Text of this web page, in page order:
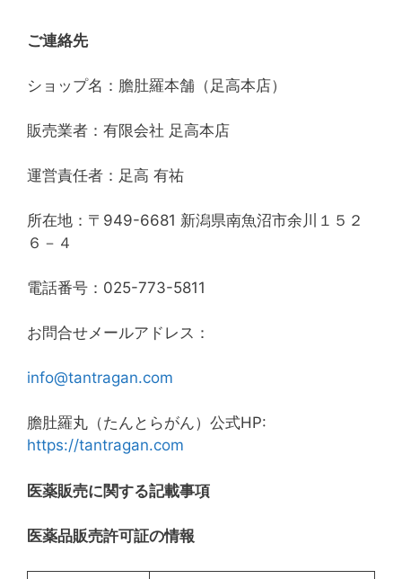
ご連絡先
ショップ名：膽肚羅本舗（足高本店）
販売業者：有限会社 足高本店
運営責任者：足高 有祐
所在地：〒949-6681 新潟県南魚沼市余川１５２
６－４
電話番号：025-773-5811
お問合せメールアドレス：
info@tantragan.com
膽肚羅丸（たんとらがん）公式HP:
https://tantragan.com
医薬販売に関する記載事項
医薬品販売許可証の情報